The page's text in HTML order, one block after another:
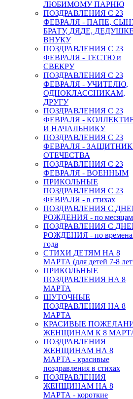
ЛЮБИМОМУ ПАРНЮ
ПОЗДРАВЛЕНИЯ С 23
ФЕВРАЛЯ - ПАПЕ,
БРАТУ, ДЯДЕ,
ВНУКУ
ПОЗДРАВЛЕНИЯ С 23
ФЕВРАЛЯ - ТЕСТЮ и
СВЕКРУ
ПОЗДРАВЛЕНИЯ С 23
ФЕВРАЛЯ - УЧИТЕЛЮ,
ОДНОКЛАССНИКАМ,
ДРУГУ
ПОЗДРАВЛЕНИЯ С 23
ФЕВРАЛЯ -
И НАЧАЛЬНИКУ
ПОЗДРАВЛЕНИЯ С 23
ФЕВРАЛЯ -
ОТЕЧЕСТВА
ПОЗДРАВЛЕНИЯ С 23
ФЕВРАЛЯ - ВОЕННЫМ
ПРИКОЛЬНЫЕ
ПОЗДРАВЛЕНИЯ С 23
ФЕВРАЛЯ - в стихах
ПОЗДРАВЛЕНИЯ С
РОЖДЕНИЯ - по месяцам
ПОЗДРАВЛЕНИЯ С
РОЖДЕНИЯ - по
года
СТИХИ ДЕТЯМ НА 8
МАРТА (для детей 7-8
ПРИКОЛЬНЫЕ
ПОЗДРАВЛЕНИЯ НА 8
МАРТА
ШУТОЧНЫЕ
ПОЗДРАВЛЕНИЯ НА 8
МАРТА
КРАСИВЫЕ
ЖЕНЩИНАМ К 8
ПОЗДРАВЛЕНИЯ
ЖЕНЩИНАМ НА 8
МАРТА - красивые
поздравления в стихах
ПОЗДРАВЛЕНИЯ
ЖЕНЩИНАМ НА 8
МАРТА - короткие